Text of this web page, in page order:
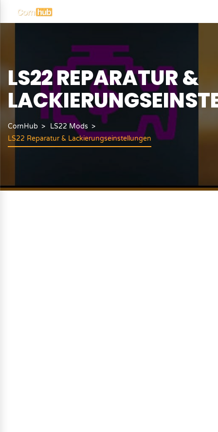
LS22 REPARATUR &
CornHub
LS22 Mods
LS22 Reparatur & Lackierungseinstellungen